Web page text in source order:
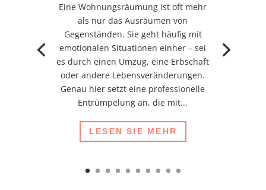
Eine Wohnungsräumung ist oft mehr
als nur das Ausräumen von
Gegenständen. Sie geht häufig mit
emotionalen Situationen einher – sei
es durch einen Umzug, eine Erbschaft
oder andere Lebensveränderungen.
Genau hier setzt eine professionelle
Entrümpelung an, die mit...
LESEN SIE MEHR